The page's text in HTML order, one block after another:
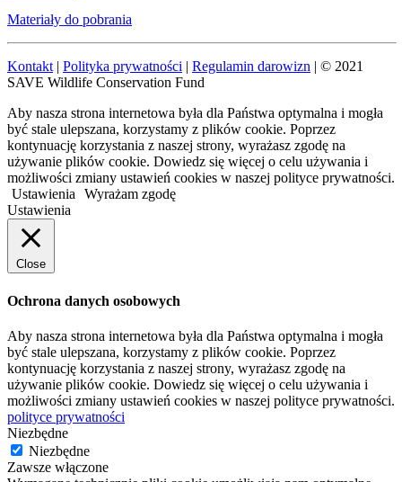
Materiały do pobrania
Kontakt | Polityka prywatności | Regulamin darowizn | © 2021
SAVE Wildlife Conservation Fund
Aby nasza strona internetowa była dla Państwa optymalna i mogła
być stale ulepszana, korzystamy z plików cookie. Poprzez
kontynuację korzystania z naszej strony, wyrażasz zgodę na
używanie plików cookie. Dowiedz się więcej o celu używania i
możliwości zmiany ustawień cookies w naszej polityce prywatności.
Ustawienia
Wyrażam zgodę
Ustawienia
Close
Ochrona danych osobowych
Aby nasza strona internetowa była dla Państwa optymalna i mogła
być stale ulepszana, korzystamy z plików cookie. Poprzez
kontynuację korzystania z naszej strony, wyrażasz zgodę na
używanie plików cookie. Dowiedz się więcej o celu używania i
możliwości zmiany ustawień cookies w naszej polityce prywatności.
polityce prywatności
Niezbędne
Niezbędne
Zawsze włączone